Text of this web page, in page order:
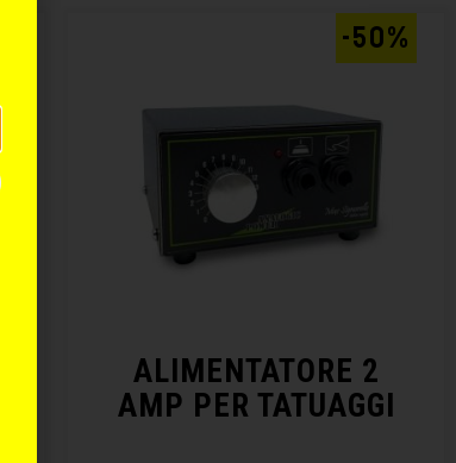
ALIMENTATORE 2
AMP PER TATUAGGI
-50%